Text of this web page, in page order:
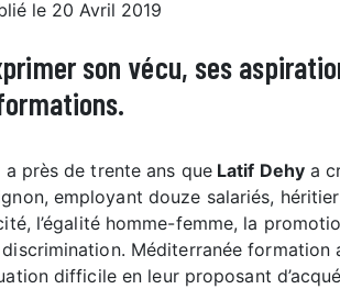
le 20 Avril 2019
son vécu, ses
a près de trente ans queLatif Dehy a
employant douze salariés,
l’égalité homme-femme, la
Méditerranée formation
difficile en leur proposant